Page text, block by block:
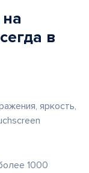
на
в
яркость,
1000